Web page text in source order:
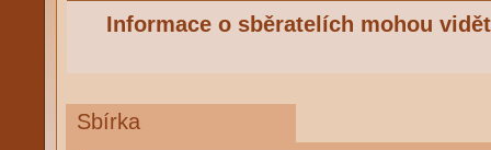
Informace o sběratelích mohou
Sbírka